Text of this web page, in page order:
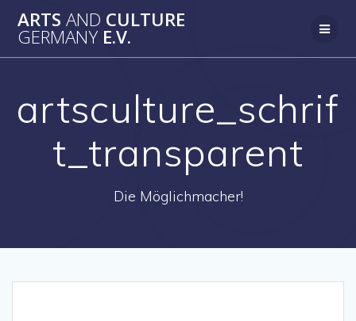
Inhalt
ARTS AND CULTURE
GERMANY E.V.
artsculture_schrif
t_transparent
Die Möglichmacher!